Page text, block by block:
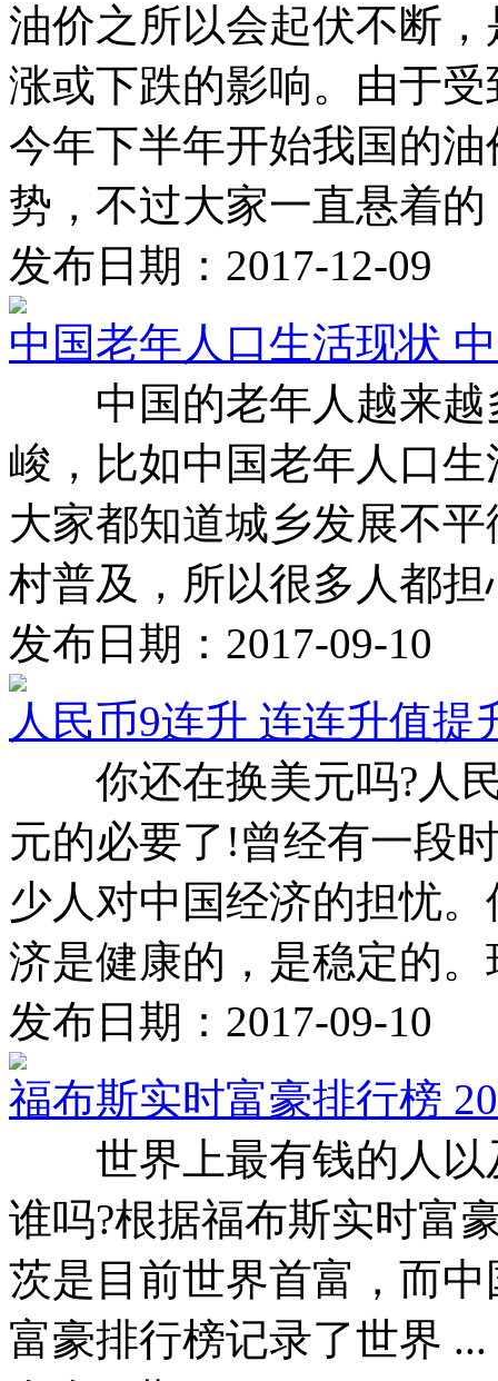
油价之所以会起伏不断
涨或下跌的影响。由于
今年下半年开始我国的
势，不过大家一直悬着
发布日期：2017-12-09
中国老年人口生活现状
中国的老年人越来越
峻，比如中国老年人口
大家都知道城乡发展不
村普及，所以很多人都
发布日期：2017-09-10
人民币9连升 连连升值提
你还在换美元吗?人民
元的必要了!曾经有一段
少人对中国经济的担忧
济是健康的，是稳定的
发布日期：2017-09-10
福布斯实时富豪排行榜
世界上最有钱的人以
谁吗?根据福布斯实时富
茨是目前世界首富，而
富豪排行榜记录了世界 ...